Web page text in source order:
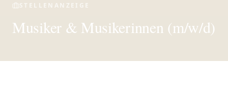
STELLENANZEIGE
Musiker & Musikerinnen (m/w/d)